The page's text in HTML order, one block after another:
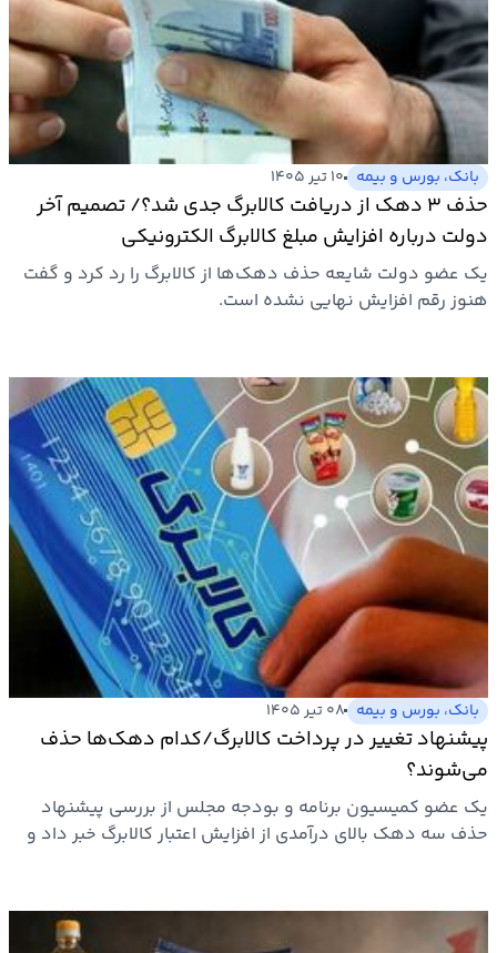
بانک، بورس و بیمه ۱۰ تیر ۱۴۰۵
حذف ۳ دهک از دریافت کالابرگ جدی شد؟/ تصمیم آخر
دولت درباره افزایش مبلغ کالابرگ الکترونیکی
یک عضو دولت شایعه حذف دهک‌ها از کالابرگ را رد کرد و گفت
هنوز رقم افزایش نهایی نشده است.
بانک، بورس و بیمه ۰۸ تیر ۱۴۰۵
پیشنهاد تغییر در پرداخت کالابرگ/کدام دهک‌ها حذف
می‌شوند؟
یک عضو کمیسیون برنامه و بودجه مجلس از بررسی پیشنهاد
حذف سه دهک بالای درآمدی از افزایش اعتبار کالابرگ خبر داد و